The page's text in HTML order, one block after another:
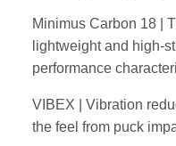
Minimus Carbon 18 |
lightweight and high-
performance
VIBEX | Vibration
the feel from puck